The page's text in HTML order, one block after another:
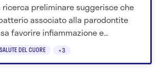
SALUTE DEL CUORE +3
ricerca preliminare suggerisce che
associato alla parodontite
favorire infiammazione e
di calcio nella valvola aortica.